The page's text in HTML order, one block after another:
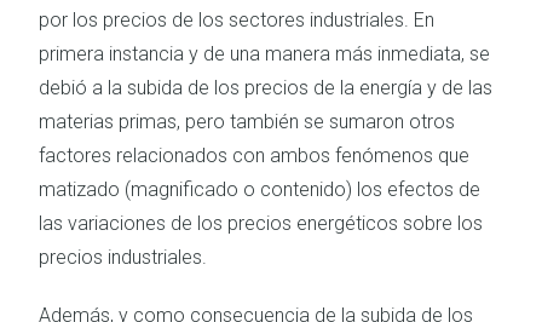
por los precios de los sectores industriales. En
primera instancia y de una manera más inmediata, se
debió a la subida de los precios de la energía y de las
materias primas, pero también se sumaron otros
factores relacionados con ambos fenómenos que
matizado (magnificado o contenido) los efectos de
las variaciones de los precios energéticos sobre los
precios industriales.
Además, y como consecuencia de la subida de los